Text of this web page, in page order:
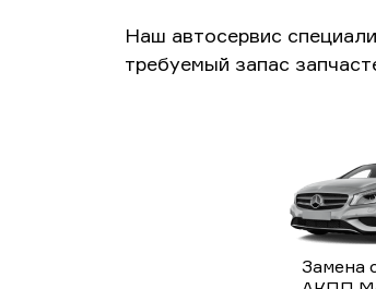
Наш автосервис
требуемый запас
Замена